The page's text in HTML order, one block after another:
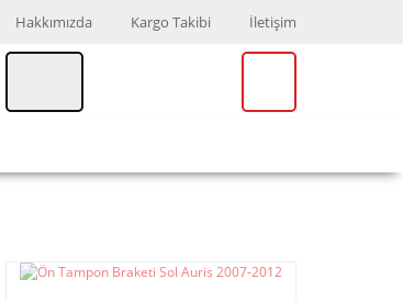
Hakkımızda Kargo Takibi İletişim